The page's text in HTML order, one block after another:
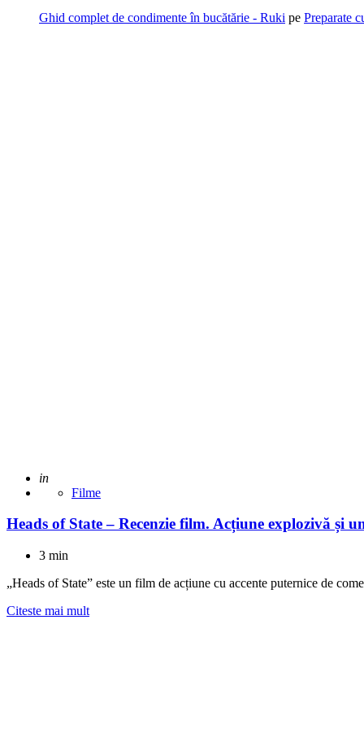
Ghid complet de condimente în bucătărie - Ruki pe Preparate
Adaugat
in
Filme
Heads of State – Recenzie film. Acțiune explozivă și
3 min
„Heads of State” este un film de acțiune cu accente puternice de
Citeste mai mult